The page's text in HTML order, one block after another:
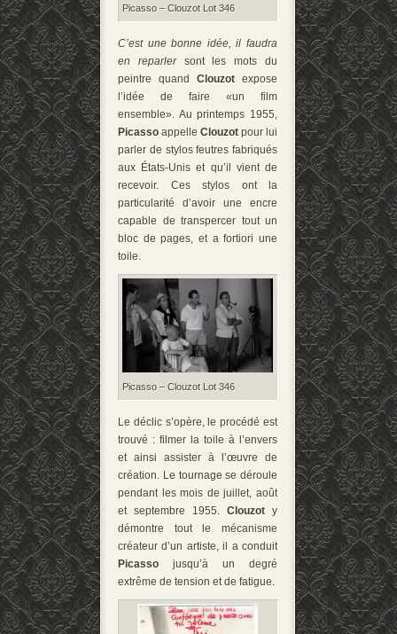
Picasso – Clouzot Lot 346
C’est une bonne idée, il faudra
en reparlersont les mots du
peintre quand Clouzot expose
l’idée de faire «un film
ensemble». Au printemps 1955,
Picasso appelle Clouzot pour lui
parler de stylos feutres fabriqués
aux États-Unis et qu’il vient de
recevoir. Ces stylos ont la
particularité d’avoir une encre
capable de transpercer tout un
bloc de pages, et a fortiori une
toile.
Picasso – Clouzot Lot 346
Le déclic s’opère, le procédé est
trouvé : filmer la toile à l’envers
et ainsi assister à l’œuvre de
création. Le tournage se déroule
pendant les mois de juillet, août
et septembre 1955. Clouzot y
démontre tout le mécanisme
créateur d’un artiste, il a conduit
Picasso jusqu’à un degré
extrême de tension et de fatigue.